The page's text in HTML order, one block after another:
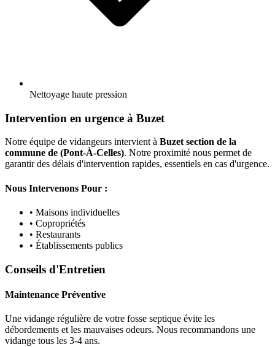
Nettoyage haute pression
Intervention en urgence à Buzet
Notre équipe de vidangeurs intervient à Buzet section de la
commune de (Pont-À-Celles). Notre proximité nous permet de
garantir des délais d'intervention rapides, essentiels en cas d'urgence.
Nous Intervenons Pour :
• Maisons individuelles
• Copropriétés
• Restaurants
• Établissements publics
Conseils d'Entretien
Maintenance Préventive
Une vidange régulière de votre fosse septique évite les
débordements et les mauvaises odeurs. Nous recommandons une
vidange tous les 3-4 ans.